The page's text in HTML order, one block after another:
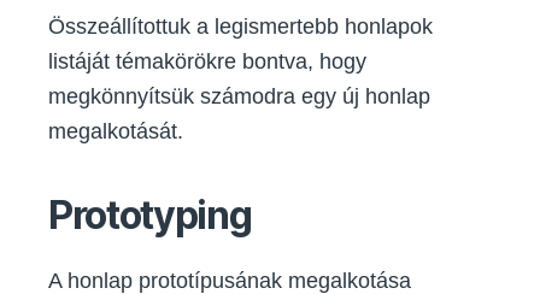
Összeállítottuk a legismertebb honlapok
listáját témakörökre bontva, hogy
megkönnyítsük számodra egy új honlap
megalkotását.
Prototyping
A honlap prototípusának megalkotása